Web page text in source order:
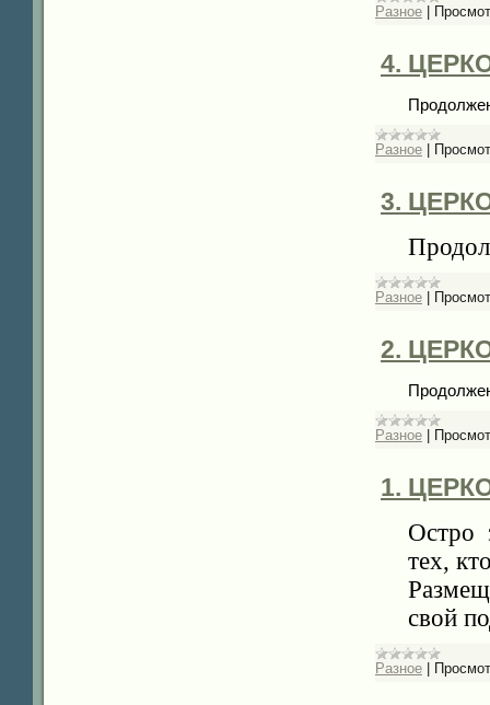
Разное
4.
Разное
3.
Разное
2.
Разное
1.
Остро
тех,
свой
Разное